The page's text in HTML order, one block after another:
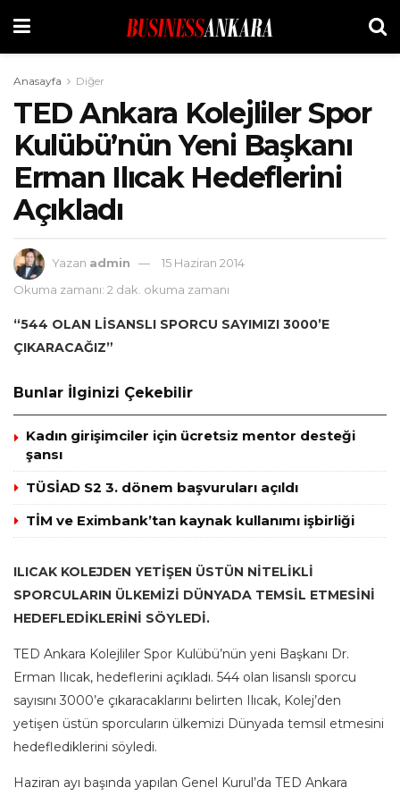
Anasayfa Diğer
TED Ankara Kolejliler Spor
Kulübü’nün Yeni Başkanı
Erman Ilıcak Hedeflerini
Açıkladı
Yazan admin
15 Haziran 2014
Okuma zamanı: 2 dak. okuma zamanı
“544 OLAN LİSANSLI SPORCU SAYIMIZI 3000’E
ÇIKARACAĞIZ”
Bunlar İlginizi Çekebilir
Kadın girişimciler için ücretsiz mentor desteği
şansı
TÜSİAD S2 3. dönem başvuruları açıldı
TİM ve Eximbank’tan kaynak kullanımı işbirliği
ILICAK KOLEJDEN YETİŞEN ÜSTÜN NİTELİKLİ
SPORCULARIN ÜLKEMİZİ DÜNYADA TEMSİL ETMESİNİ
HEDEFLEDİKLERİNİ SÖYLEDİ.
TED Ankara Kolejliler Spor Kulübü’nün yeni Başkanı Dr.
Erman Ilıcak, hedeflerini açıkladı. 544 olan lisanslı sporcu
sayısını 3000’e çıkaracaklarını belirten Ilıcak, Kolej’den
yetişen üstün sporcuların ülkemizi Dünyada temsil etmesini
hedeflediklerini söyledi.
Haziran ayı başında yapılan Genel Kurul’da TED Ankara